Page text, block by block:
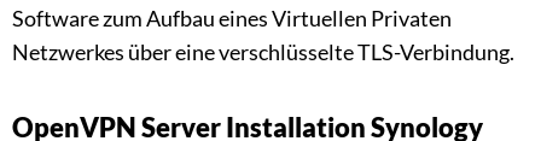
Software zum Aufbau eines Virtuellen Privaten
Netzwerkes über eine verschlüsselte TLS-Verbindung.
OpenVPN Server Installation Synology